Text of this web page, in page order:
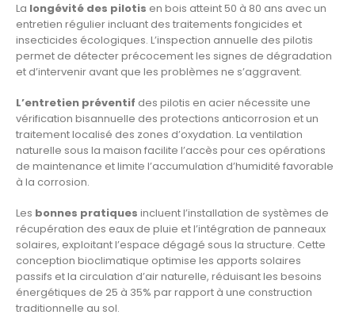
La longévité des pilotis en bois atteint 50 à 80 ans avec un
entretien régulier incluant des traitements fongicides et
insecticides écologiques. L’inspection annuelle des pilotis
permet de détecter précocement les signes de dégradation
et d’intervenir avant que les problèmes ne s’aggravent.
L’entretien préventif des pilotis en acier nécessite une
vérification bisannuelle des protections anticorrosion et un
traitement localisé des zones d’oxydation. La ventilation
naturelle sous la maison facilite l’accès pour ces opérations
de maintenance et limite l’accumulation d’humidité favorable
à la corrosion.
Les bonnes pratiques incluent l’installation de systèmes de
récupération des eaux de pluie et l’intégration de panneaux
solaires, exploitant l’espace dégagé sous la structure. Cette
conception bioclimatique optimise les apports solaires
passifs et la circulation d’air naturelle, réduisant les besoins
énergétiques de 25 à 35% par rapport à une construction
traditionnelle au sol.